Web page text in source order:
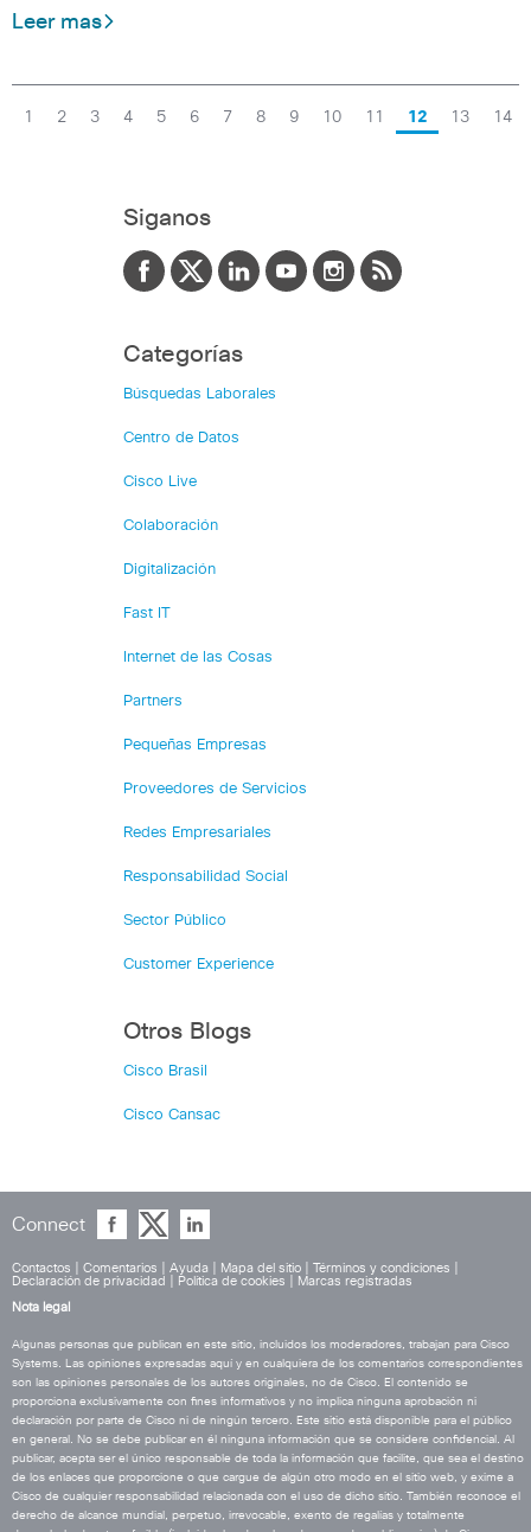
Leer mas
1 2 3 4 5 6 7 8 9 10 11 12 13 14
Siganos
Categorías
Búsquedas Laborales
Centro de Datos
Cisco Live
Colaboración
Digitalización
Fast IT
Internet de las Cosas
Partners
Pequeñas Empresas
Proveedores de Servicios
Redes Empresariales
Responsabilidad Social
Sector Público
Customer Experience
Otros Blogs
Cisco Brasil
Cisco Cansac
Connect
Contactos Comentarios Ayuda Mapa del sitio Términos y condiciones
Declaración de privacidad
Política de cookies
Marcas registradas
Nota legal
Algunas personas que publican en este sitio, incluidos los moderadores, trabajan para Cisco
Systems. Las opiniones expresadas aquí y en cualquiera de los comentarios correspondientes
son las opiniones personales de los autores originales, no de Cisco. El contenido se
proporciona exclusivamente con fines informativos y no implica ninguna aprobación ni
declaración por parte de Cisco ni de ningún tercero. Este sitio está disponible para el público
en general. No se debe publicar en él ninguna información que se considere confidencial. Al
publicar, acepta ser el único responsable de toda la información que facilite, que sea el destino
de los enlaces que proporcione o que cargue de algún otro modo en el sitio web, y exime a
Cisco de cualquier responsabilidad relacionada con el uso de dicho sitio. También reconoce el
derecho de alcance mundial, perpetuo, irrevocable, exento de regalías y totalmente